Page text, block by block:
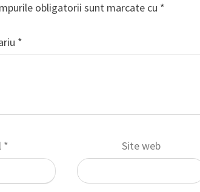
obligatorii sunt marcate cu *
*
* Site web